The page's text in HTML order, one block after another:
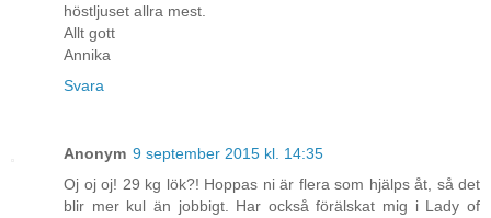
höstljuset allra mest.
Allt gott
Annika
Svara
Anonym 9 september 2015 kl. 14:35
Oj oj oj! 29 kg lök?! Hoppas ni är flera som hjälps åt, så det
blir mer kul än jobbigt. Har också förälskat mig i Lady of